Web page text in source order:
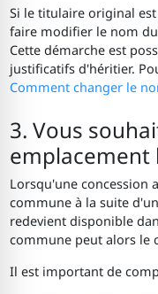
Si le titulaire original
faire modifier le nom
Cette démarche est
justificatifs d'héritier.
Comment changer le
3. Vous
emplacement
Lorsqu'une concession
commune à la suite
redevient disponible
commune peut alors le
Il est important de